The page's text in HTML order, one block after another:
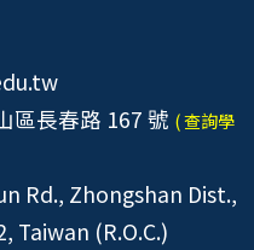
區長春路 167 號 ( 查詢學
Rd., Zhongshan Dist.,
Taiwan (R.O.C.)